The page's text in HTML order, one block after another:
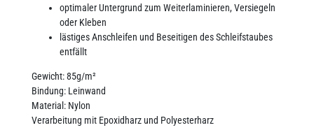
optimaler Untergrund zum Weiterlaminieren, Versiegeln
oder Kleben
lästiges Anschleifen und Beseitigen des Schleifstaubes
entfällt
Gewicht: 85g/m²
Bindung: Leinwand
Material: Nylon
Verarbeitung mit Epoxidharz und Polyesterharz